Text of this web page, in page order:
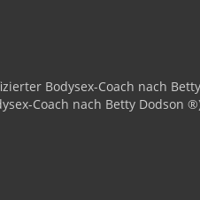
Bodysex-Coach nach
Coach nach Betty Dodson